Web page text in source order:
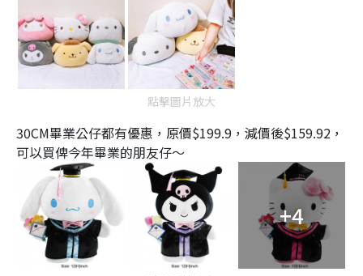
點擊圖片放大
30CM畢業公仔都有優惠， 原價$199.9，減價後$159.92 ，
可以買俾今年畢業的朋友仔～
+4